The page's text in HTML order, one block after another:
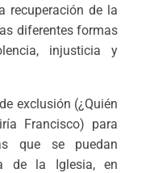
de la
diferentes formas
injusticia y
(¿Quién
Francisco) para
que se puedan
de la Iglesia, en